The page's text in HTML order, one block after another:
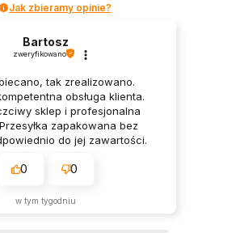
Jak zbieramy opinie?
Bartosz
zweryfikowano
tak zrealizowano.
obsługa klienta.
sklep i profesjonalna
zapakowana bez
do jej zawartości.
0 0
w tym tygodniu